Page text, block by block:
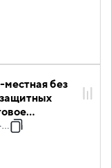
местная без
1-ФлЛ